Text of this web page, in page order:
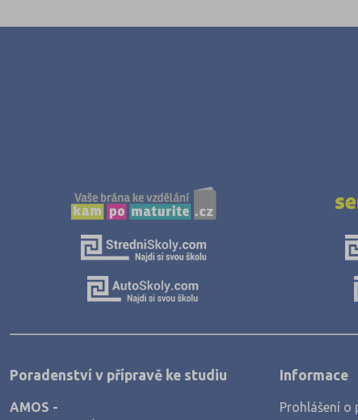
Poradenství v přípravě ke studiu
AMOS -
Informace
Prohlášení o